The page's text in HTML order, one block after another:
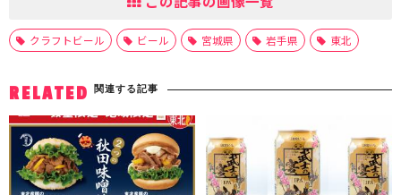
クラフトビール ビール 宮城県 岩手県 東北
RELATED 関連する記事